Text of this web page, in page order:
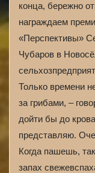
конца, бережно
награждаем
«Перспективы»
Чубаров в
Только времени
за грибами, –
дойти бы до
представляю.
Когда пашешь,
запах